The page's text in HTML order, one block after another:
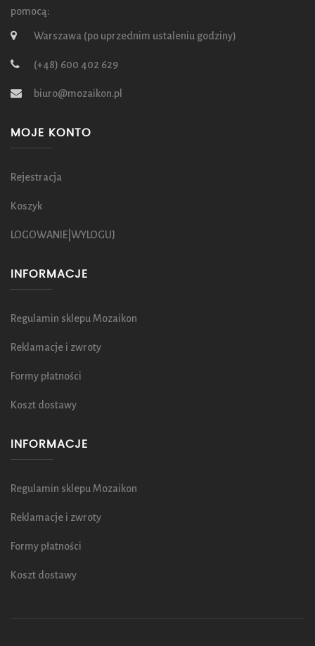
pomocą:
Warszawa (po uprzednim ustaleniu godziny)
(+48) 600 402 629
biuro@mozaikon.pl
MOJE KONTO
Rejestracja
Koszyk
LOGOWANIE|WYLOGUJ
INFORMACJE
Regulamin sklepu Mozaikon
Reklamacje i zwroty
Formy płatności
Koszt dostawy
INFORMACJE
Regulamin sklepu Mozaikon
Reklamacje i zwroty
Formy płatności
Koszt dostawy